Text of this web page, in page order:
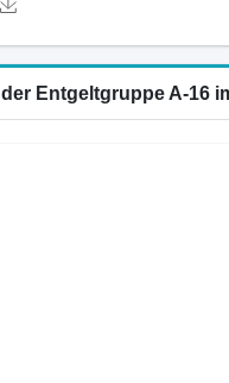
Entgeltgruppe A-16